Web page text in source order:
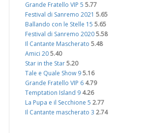
Grande Fratello VIP 5 5.77
Festival di Sanremo 2021 5.65
Ballando con le Stelle 15 5.65
Festival di Sanremo 2020 5.58
Il Cantante Mascherato 5.48
Amici 20 5.40
Star in the Star 5.20
Tale e Quale Show 9 5.16
Grande Fratello VIP 6 4.79
Temptation Island 9 4.26
La Pupa e il Secchione 5 2.77
Il Cantante mascherato 3 2.74